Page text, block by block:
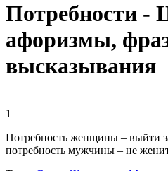
Потребности -
афоризмы,
высказывания
1
Потребность женщины – выйти
потребность мужчины – не